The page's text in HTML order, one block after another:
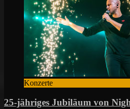
Konzerte
25-jähriges Jubiläum von